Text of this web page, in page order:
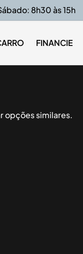
8h30 às 15h
FINANCIE
opções similares.